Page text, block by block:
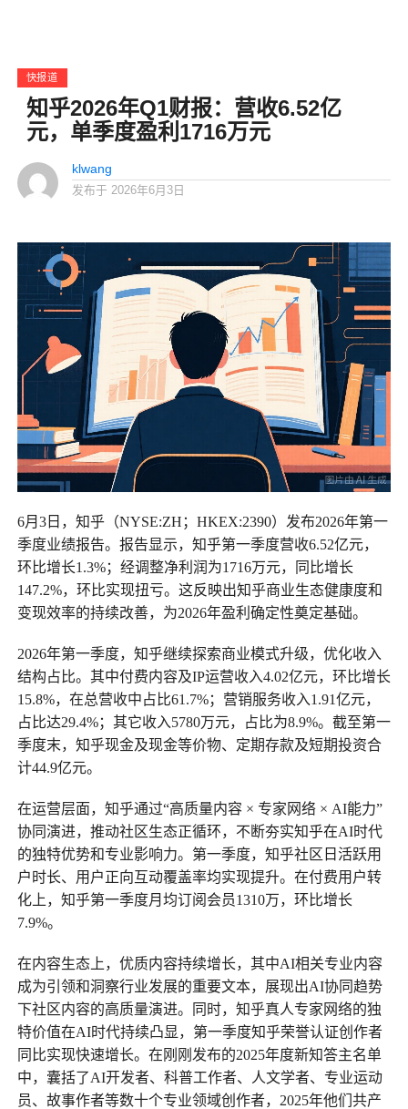
快报道
知乎2026年Q1财报：营收6.52亿
元，单季度盈利1716万元
klwang
发布于 2026年6月3日
6月3日，知乎（NYSE:ZH；HKEX:2390）发布2026年第一
季度业绩报告。报告显示，知乎第一季度营收6.52亿元，
环比增长1.3%；经调整净利润为1716万元，同比增长
147.2%，环比实现扭亏。这反映出知乎商业生态健康度和
变现效率的持续改善，为2026年盈利确定性奠定基础。
2026年第一季度，知乎继续探索商业模式升级，优化收入
结构占比。其中付费内容及IP运营收入4.02亿元，环比增长
15.8%，在总营收中占比61.7%；营销服务收入1.91亿元，
占比达29.4%；其它收入5780万元，占比为8.9%。截至第一
季度末，知乎现金及现金等价物、定期存款及短期投资合
计44.9亿元。
在运营层面，知乎通过“高质量内容 × 专家网络 × AI能力”
协同演进，推动社区生态正循环，不断夯实知乎在AI时代
的独特优势和专业影响力。第一季度，知乎社区日活跃用
户时长、用户正向互动覆盖率均实现提升。在付费用户转
化上，知乎第一季度月均订阅会员1310万，环比增长
7.9%。
在内容生态上，优质内容持续增长，其中AI相关专业内容
成为引领和洞察行业发展的重要文本，展现出AI协同趋势
下社区内容的高质量演进。同时，知乎真人专家网络的独
特价值在AI时代持续凸显，第一季度知乎荣誉认证创作者
同比实现快速增长。在刚刚发布的2025年度新知答主名单
中，囊括了AI开发者、科普工作者、人文学者、专业运动
员、故事作者等数十个专业领域创作者，2025年他们共产